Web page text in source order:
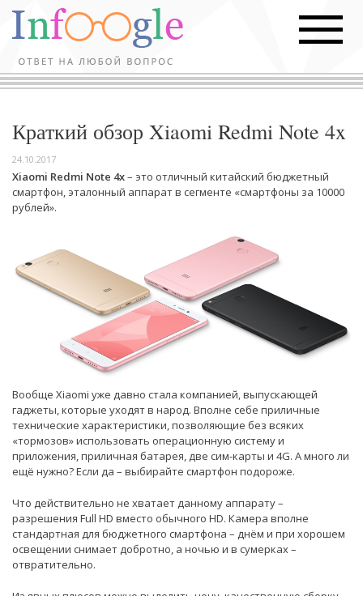
Краткий обзор Xiaomi Redmi Note 4x
24.10.2017
Xiaomi Redmi Note 4x– это отличный китайский бюджетный
смартфон, эталонный аппарат в сегменте «смартфоны за 10000
рублей».
Вообще Xiaomi уже давно стала компанией, выпускающей
гаджеты, которые уходят в народ. Вполне себе приличные
технические характеристики, позволяющие без всяких
«тормозов» использовать операционную систему и
приложения, приличная батарея, две сим-карты и 4G. А много ли
ещё нужно? Если да – выбирайте смартфон подороже.
Что действительно не хватает данному аппарату –
разрешения Full HD вместо обычного HD. Камера вполне
стандартная для бюджетного смартфона – днём и при хорошем
освещении снимает добротно, а ночью и в сумерках –
отвратительно.